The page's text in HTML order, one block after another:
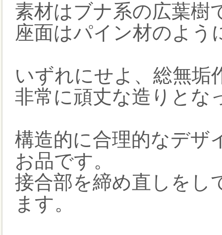
素材はブナ系の広葉樹
座面はパイン材のよう
いずれにせよ、総無垢
非常に頑丈な造りとな
構造的に合理的なデザ
お品です。
接合部を締め直しをし
ます。